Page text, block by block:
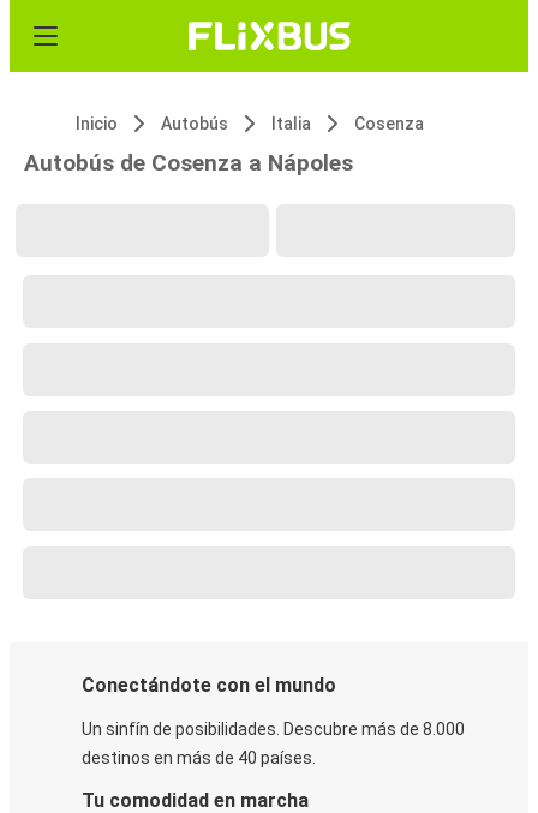
Inicio Autobús Italia Cosenza
Autobús de Cosenza a Nápoles
Conectándote con el mundo
Un sinfín de posibilidades. Descubre más de 8.000
destinos en más de 40 países.
Tu comodidad en marcha